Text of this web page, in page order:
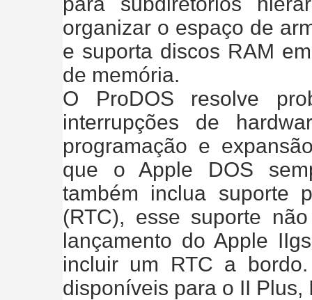
organizar o espaço de
e suporta discos RAM
de memória.
O ProDOS resolve
interrupções de
programação e
que o Apple DOS
também inclua suporte
(RTC), esse suporte
lançamento do Apple
incluir um RTC a
disponíveis para o II Plus,